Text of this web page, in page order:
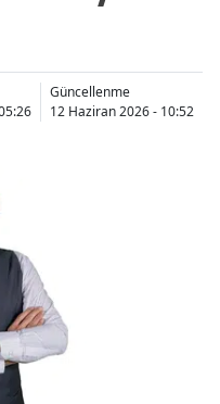
Güncellenme
12 Haziran 2026 - 10:52